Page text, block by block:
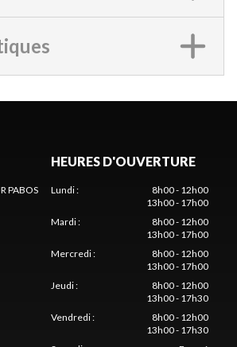
PABOS
HEURES D'OUVERTURE
Lundi:
8h00 - 12h00
13h00 - 17h00
Mardi:
8h00 - 12h00
13h00 - 17h00
Mercredi:
8h00 - 12h00
13h00 - 17h00
Jeudi:
8h00 - 12h00
13h00 - 17h30
Vendredi:
8h00 - 12h00
13h00 - 17h30